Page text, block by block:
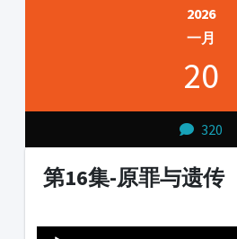
2026
一月
20
320
第16集-原罪与遗传
Player